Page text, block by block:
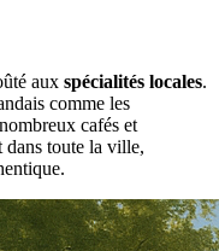
aux spécialités locales.
comme les
cafés et
dans toute la ville,